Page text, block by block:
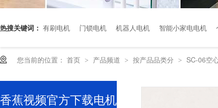
热搜关键词： 有刷电机 门锁电机 机器人电机 智能小家电电机
您当前的位置： 首页 > 产品频道 > 按产品品类分 > SC-06空
香蕉视频官方下载电机